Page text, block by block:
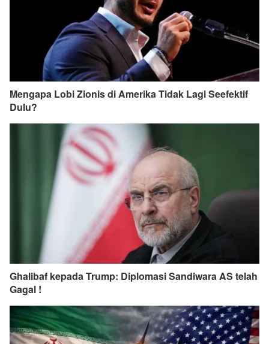
Mengapa Lobi Zionis di Amerika Tidak Lagi Seefektif
Dulu?
Ghalibaf kepada Trump: Diplomasi Sandiwara AS telah
Gagal !